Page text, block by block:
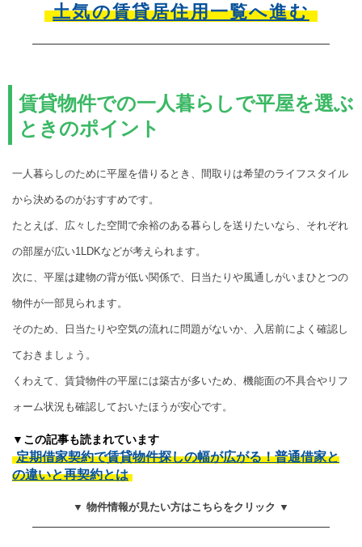
土気の賃貸居住用一覧へ進む
賃貸物件での一人暮らしで平屋を選ぶ
ときのポイント
一人暮らしのために平屋を借りるとき、間取りは希望のライフスタイル
から決めるのがおすすめです。
たとえば、広々した空間で余裕のある暮らしを送りたいなら、それぞれ
の部屋が広い1LDKなどが考えられます。
次に、平屋は建物の背が低い関係で、日当たりや風通しがいまひとつの
物件が一部見られます。
そのため、日当たりや空気の流れに問題がないか、入居前によく確認し
ておきましょう。
くわえて、賃貸物件の平屋には築古が多いため、機能面の不具合やリフ
ォーム状況も確認しておいたほうが安心です。
▼この記事も読まれています
定期借家契約で賃貸物件探しの幅が広がる！普通借家と
の違いと再契約とは
▼ 物件情報が見たい方はこちらをクリック ▼